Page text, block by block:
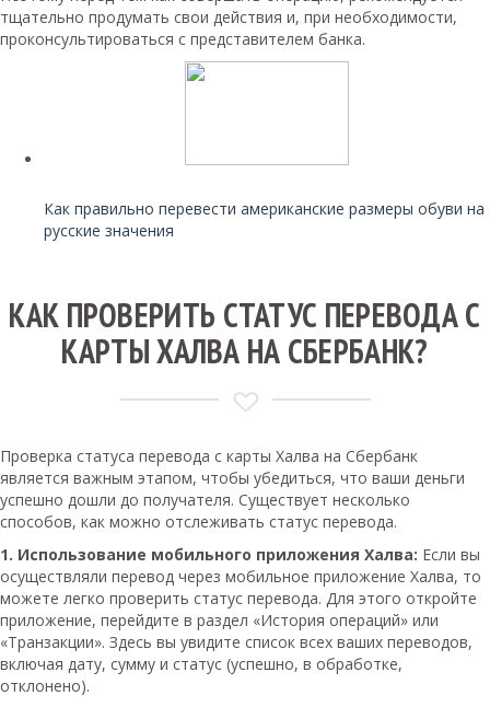
тщательно продумать свои действия и, при необходимости,
проконсультироваться с представителем банка.
Как правильно перевести американские размеры обуви на
русские значения
КАК ПРОВЕРИТЬ СТАТУС ПЕРЕВОДА С
КАРТЫ ХАЛВА НА СБЕРБАНК?
Проверка статуса перевода с карты Халва на Сбербанк
является важным этапом, чтобы убедиться, что ваши деньги
успешно дошли до получателя. Существует несколько
способов, как можно отслеживать статус перевода.
1. Использование мобильного приложения Халва: Если вы
осуществляли перевод через мобильное приложение Халва, то
можете легко проверить статус перевода. Для этого откройте
приложение, перейдите в раздел «История операций» или
«Транзакции». Здесь вы увидите список всех ваших переводов,
включая дату, сумму и статус (успешно, в обработке,
отклонено).